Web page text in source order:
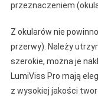
przeznaczeniem
Z okularów nie
przerwy). Należy
szerokie, można je
LumiViss Pro mają
z wysokiej jakości